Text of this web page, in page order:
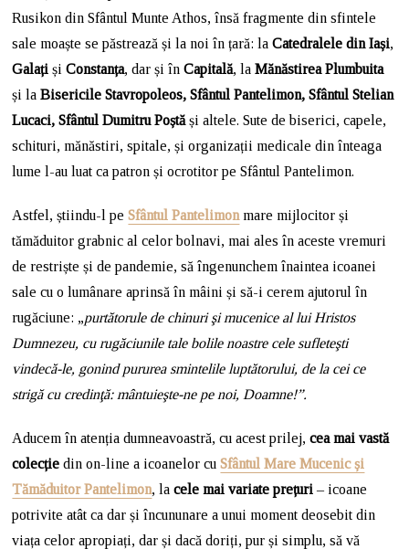
Rusikon din Sfântul Munte Athos, însă fragmente din sfintele
sale moaște se păstrează și la noi în țară: laCatedralele din Iași,
GalațișiConstanța, dar și înCapitală, laMănăstirea Plumbuita
și laBisericile Stavropoleos, Sfântul Pantelimon, Sfântul Stelian
Lucaci, Sfântul Dumitru Poștă și altele. Sute de biserici, capele,
schituri, mănăstiri, spitale, și organizații medicale din înteaga
lume l-au luat ca patron și ocrotitor pe Sfântul Pantelimon.
Astfel, știindu-l peSfântul Pantelimon mare mijlocitor și
tămăduitor grabnic al celor bolnavi, mai ales în aceste vremuri
de restriște și de pandemie, să îngenunchem înaintea icoanei
sale cu o lumânare aprinsă în mâini și să-i cerem ajutorul în
rugăciune: „purtătorule de chinuri şi mucenice al lui Hristos
Dumnezeu, cu rugăciunile tale bolile noastre cele sufleteşti
vindecă-le, gonind pururea smintelile luptătorului, de la cei ce
strigă cu credinţă: mântuieşte-ne pe noi, Doamne!”.
Aducem în atenția dumneavoastră, cu acest prilej,cea mai vastă
colecție din on-line a icoanelor cuSfântul Mare Mucenic și
Tămăduitor Pantelimon, lacele mai variate prețuri– icoane
potrivite atât ca dar și încununare a unui moment deosebit din
viața celor apropiați, dar și dacă doriți, pur și simplu, să vă